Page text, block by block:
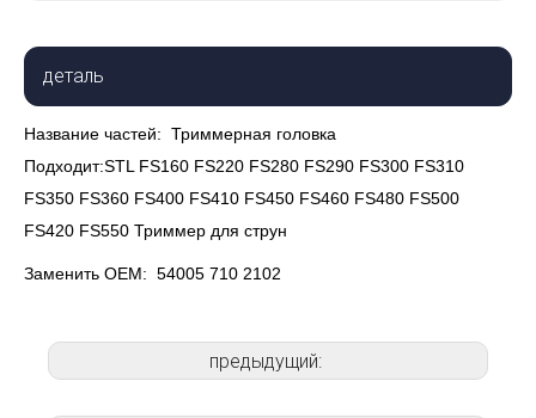
деталь
Название частей: Триммерная головка
Подходит:STL FS160 FS220 FS280 FS290 FS300 FS310
FS350 FS360 FS400 FS410 FS450 FS460 FS480 FS500
FS420 FS550 Триммер для струн
Заменить ОЕМ: 54005 710 2102
предыдущий: